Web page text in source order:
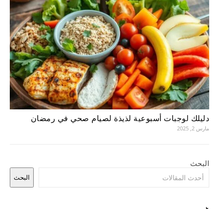
دليلك لوجبات أسبوعية لذيذة لصيام صحي في رمضان
مارس 2, 2025
البحث
البحث